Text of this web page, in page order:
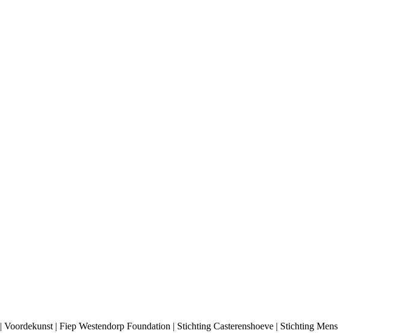
| Voordekunst | Fiep Westendorp Foundation | Stichting Casterenshoeve | Stichting Mens